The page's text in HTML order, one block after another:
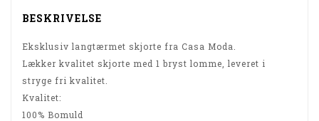
BESKRIVELSE
Eksklusiv langtærmet skjorte fra Casa Moda.
Lækker kvalitet skjorte med 1 bryst lomme, leveret i
stryge fri kvalitet.
Kvalitet:
100% Bomuld